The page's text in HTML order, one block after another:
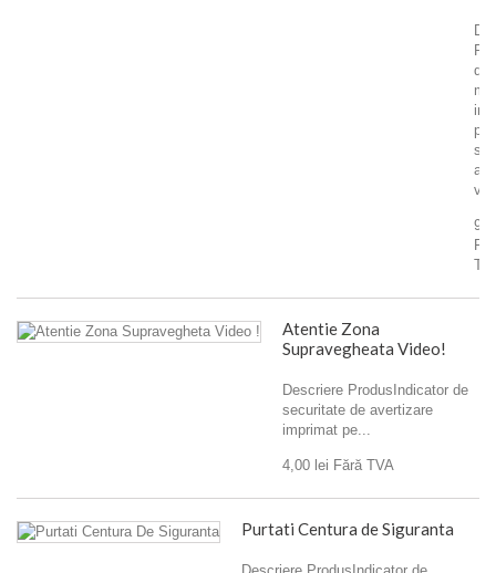
de
pe
Atentie Zona
Supravegheata Video!
Descriere ProdusIndicator de
securitate de avertizare
imprimat pe...
4,00 lei Fără TVA
Purtati Centura de Siguranta